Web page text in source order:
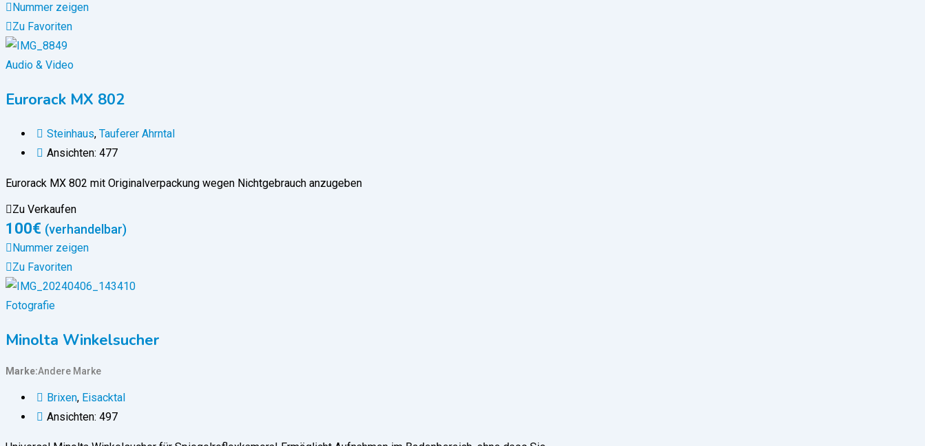
Nummer zeigen
Zu Favoriten
Audio & Video
Eurorack MX 802
Steinhaus, Tauferer Ahrntal
Ansichten: 477
Eurorack MX 802 mit Originalverpackung wegen Nichtgebrauch anzugeben
Zu Verkaufen
100€ (verhandelbar)
Nummer zeigen
Zu Favoriten
Fotografie
Minolta Winkelsucher
Marke Andere Marke
Brixen, Eisacktal
Ansichten: 497